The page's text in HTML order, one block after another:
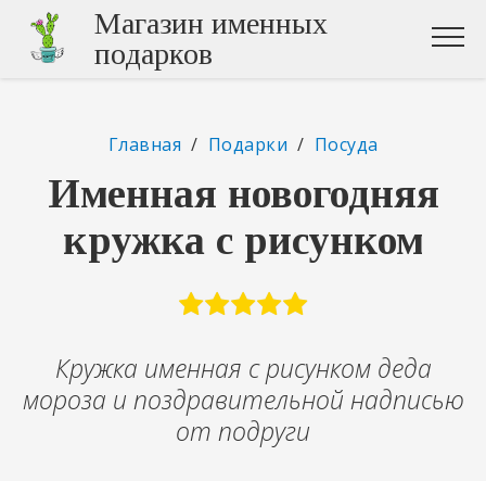
Магазин именных
подарков
Главная / Подарки / Посуда
Именная новогодняя
кружка с рисунком
Кружка именная с рисунком деда
мороза и поздравительной надписью
от подруги